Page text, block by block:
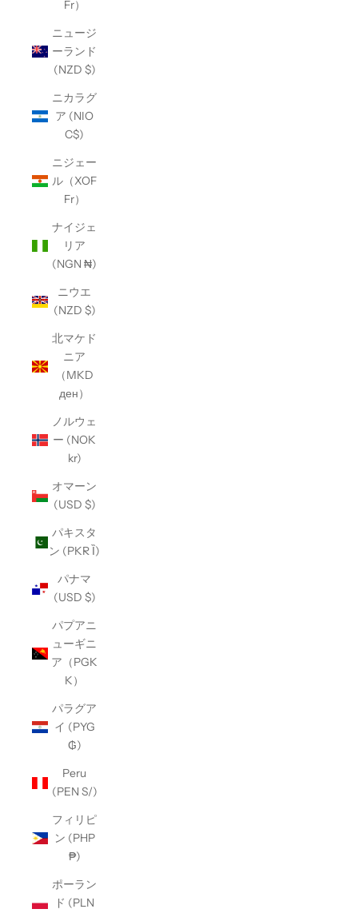
Fr）
ニュージ
ーランド
(NZD $)
ニカラグ
ア (NIO
C$)
ニジェー
ル（XOF
Fr）
ナイジェ
リア
(NGN ₦)
ニウエ
(NZD $)
北マケド
ニア
（MKD
ден）
ノルウェ
ー (NOK
kr)
オマーン
(USD $)
パキスタ
ン (PKR Ȉ)
パナマ
(USD $)
パプアニ
ューギニ
ア（PGK
K）
パラグア
イ (PYG
₲)
Peru
(PEN S/)
フィリピ
ン (PHP
₱)
ポーラン
ド (PLN